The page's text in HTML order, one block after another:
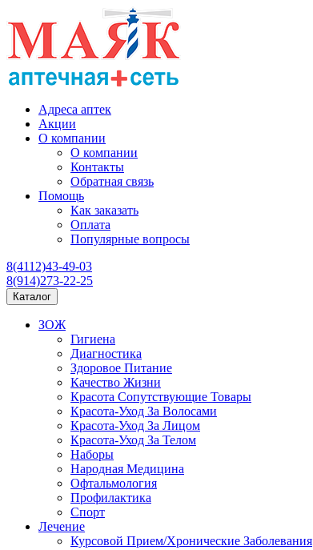
Адреса аптек
Акции
О компании
О компании
Контакты
Обратная связь
Помощь
Как заказать
Оплата
Популярные вопросы
8(4112)43-49-03
8(914)273-22-25
Каталог
ЗОЖ
Гигиена
Диагностика
Здоровое Питание
Качество Жизни
Красота Сопутствующие Товары
Красота-Уход За Волосами
Красота-Уход За Лицом
Красота-Уход За Телом
Наборы
Народная Медицина
Офтальмология
Профилактика
Спорт
Лечение
Курсовой Прием/Хронические Заболевания